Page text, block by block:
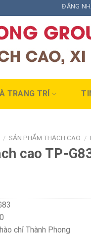
ĐĂNG
TRANG TRÍ
/ SẢN PHẨM THẠCH CAO /
cao TP-
chỉ Thành Phong